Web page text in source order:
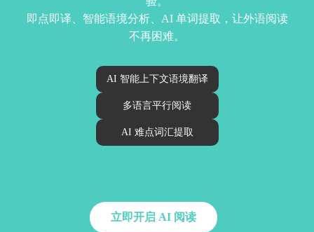
即点即译、智能语境分析、AI 单词提取，让外语阅读
不再困难。
AI 智能上下文语境翻译
多语言平行阅读
AI 难点词汇提取
立即开启 AI 阅读